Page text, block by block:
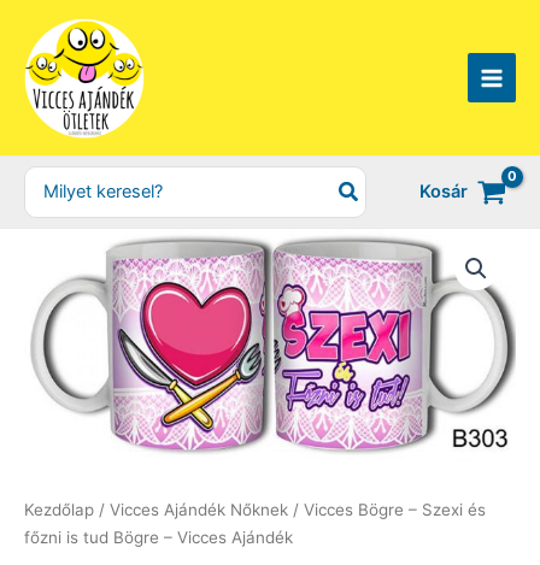
content
Search
for:
Kosár
Kezdőlap / Vicces Ajándék Nőknek / Vicces Bögre – Szexi és
főzni is tud Bögre – Vicces Ajándék